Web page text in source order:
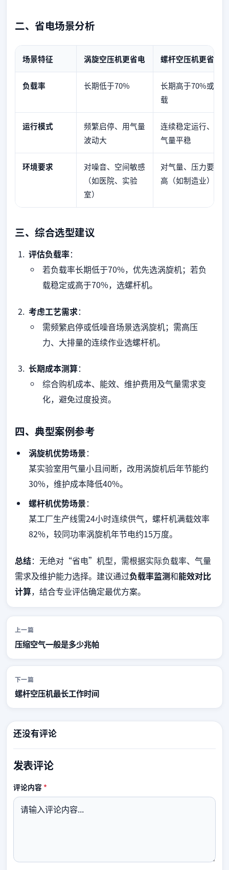
二、省电场景分析
场景特征 涡旋空压机更省电 螺杆空压机更省电
负载率 长期低于70%
长期高于70%或满
载
运行模式
频繁启停、用气量
波动大
连续稳定运行、用
气量平稳
环境要求
对噪音、空间敏感
（如医院、实验
室）
对气量、压力要求
高（如制造业）
三、综合选型建议
评估负载率：
若负载率长期低于70%，优先选涡旋机；若负
载稳定或高于70%，选螺杆机。
考虑工艺需求：
需频繁启停或低噪音场景选涡旋机；需高压
力、大排量的连续作业选螺杆机。
长期成本测算：
综合购机成本、能效、维护费用及气量需求变
化，避免过度投资。
四、典型案例参考
涡旋机优势场景：
某实验室用气量小且间断，改用涡旋机后年节能约
30%，维护成本降低40%。
螺杆机优势场景：
某工厂生产线需24小时连续供气，螺杆机满载效率
82%，较同功率涡旋机年节电约15万度。
总结：无绝对“省电”机型，需根据实际负载率、气量
需求及维护能力选择。建议通过负载率监测和能效对比
计算，结合专业评估确定最优方案。
上一篇
压缩空气一般是多少兆帕
下一篇
螺杆空压机最长工作时间
还没有评论
发表评论
评论内容*必填